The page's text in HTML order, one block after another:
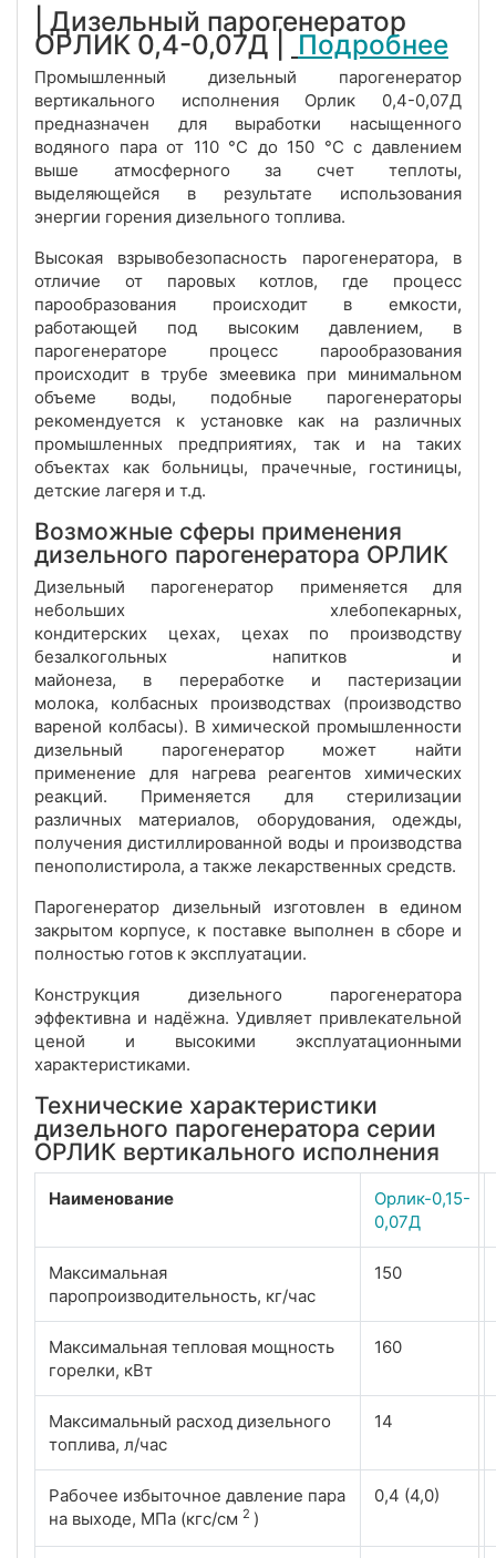
| Дизельный парогенератор
ОРЛИК 0,4-0,07Д | Подробнее
Промышленный дизельный парогенератор
вертикального исполнения Орлик 0,4-0,07Д
предназначен для выработки насыщенного
водяного пара от 110 °С до 150 °С с давлением
выше атмосферного за счет теплоты,
выделяющейся в результате использования
энергии горения дизельного топлива.
Высокая взрывобезопасность парогенератора, в
отличие от паровых котлов, где процесс
парообразования происходит в емкости,
работающей под высоким давлением, в
парогенераторе процесс парообразования
происходит в трубе змеевика при минимальном
объеме воды, подобные парогенераторы
рекомендуется к установке как на различных
промышленных предприятиях, так и на таких
объектах как больницы, прачечные, гостиницы,
детские лагеря и т.д.
Возможные сферы применения
дизельного парогенератора ОРЛИК
Дизельный парогенератор применяется для
небольших хлебопекарных,
кондитерских цехах, цехах по производству
безалкогольных напитков и
майонеза, в переработке и пастеризации
молока, колбасных производствах (производство
вареной колбасы). В химической промышленности
дизельный парогенератор может найти
применение для нагрева реагентов химических
реакций. Применяется для стерилизации
различных материалов, оборудования, одежды,
получения дистиллированной воды и производства
пенополистирола, а также лекарственных средств.
Парогенератор дизельный изготовлен в едином
закрытом корпусе, к поставке выполнен в сборе и
полностью готов к эксплуатации.
Конструкция дизельного парогенератора
эффективна и надёжна. Удивляет привлекательной
ценой и высокими эксплуатационными
характеристиками.
Технические характеристики
дизельного парогенератора серии
ОРЛИК вертикального исполнения
Наименование
Орлик-0,15-
0,07Д
Максимальная
паропроизводительность, кг/час
150
Максимальная тепловая мощность
горелки, кВт
160
Максимальный расход дизельного
топлива, л/час
14
Рабочее избыточное давление пара
на выходе, МПа (кгс/см 2 )
0,4 (4,0)